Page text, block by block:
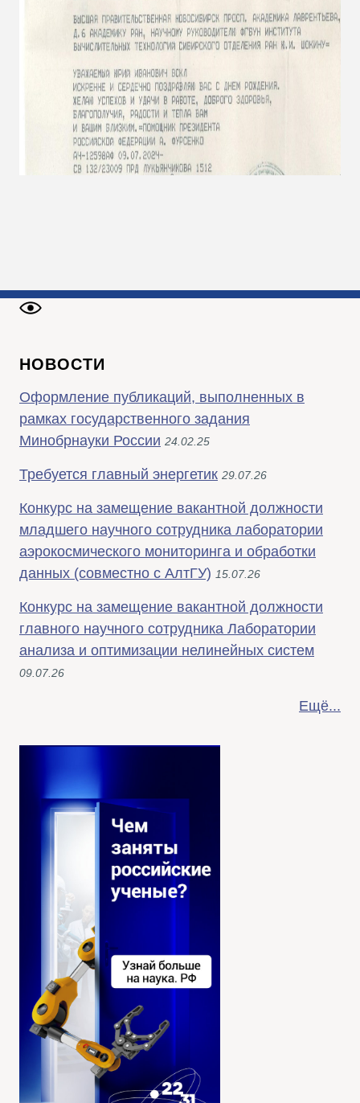
НОВОСТИ
Оформление публикаций, выполненных в
рамках государственного задания
Минобрнауки России 24.02.25
Требуется главный энергетик 29.07.26
Конкурс на замещение вакантной должности
младшего научного сотрудника лаборатории
аэрокосмического мониторинга и обработки
данных (совместно с АлтГУ) 15.07.26
Конкурс на замещение вакантной должности
главного научного сотрудника Лаборатории
анализа и оптимизации нелинейных систем
09.07.26
Ещё...